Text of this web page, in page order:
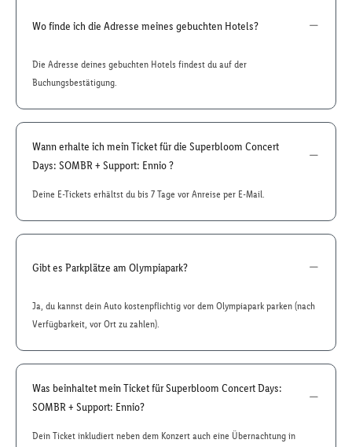
Wo finde ich die Adresse meines gebuchten Hotels?
Die Adresse deines gebuchten Hotels findest du auf der
Buchungsbestätigung.
Wann erhalte ich mein Ticket für die Superbloom Concert
Days: SOMBR + Support: Ennio ?
Deine E-Tickets erhältst du bis 7 Tage vor Anreise per E-Mail.
Gibt es Parkplätze am Olympiapark?
Ja, du kannst dein Auto kostenpflichtig vor dem Olympiapark parken (nach
Verfügbarkeit, vor Ort zu zahlen).
Was beinhaltet mein Ticket für Superbloom Concert Days:
SOMBR + Support: Ennio?
Dein Ticket inkludiert neben dem Konzert auch eine Übernachtung in